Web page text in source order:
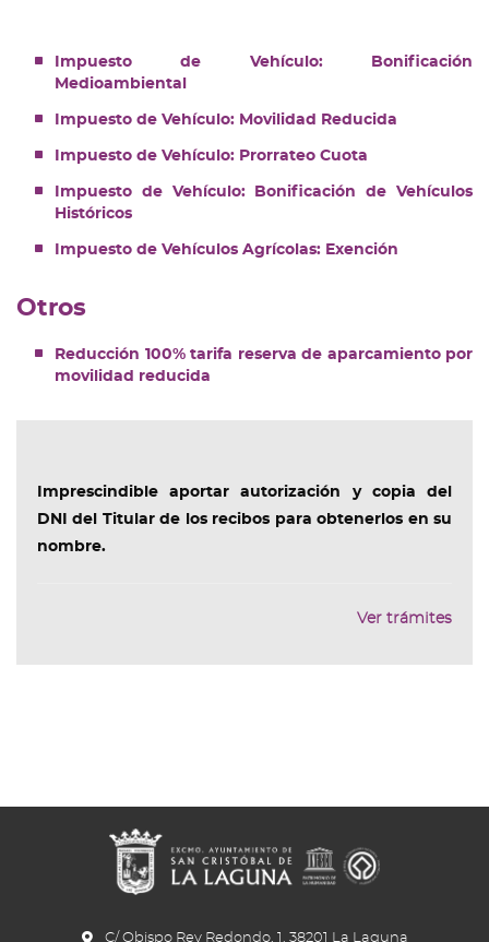
Impuesto de Vehículo: Bonificación
Medioambiental
Impuesto de Vehículo: Movilidad Reducida
Impuesto de Vehículo: Prorrateo Cuota
Impuesto de Vehículo: Bonificación de Vehículos
Históricos
Impuesto de Vehículos Agrícolas: Exención
Otros
Reducción 100% tarifa reserva de aparcamiento por
movilidad reducida
Imprescindible
aportar autorización y copia del
DNI
del
Titular de los recibos para obtenerlos en su
nombre.
Ver trámites
C/ Obispo Rey Redondo, 1. 38201 La Laguna